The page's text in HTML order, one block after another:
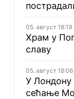
05. август 18:19
Храм у
славу
05. август 18:06
У Лондону
сећање